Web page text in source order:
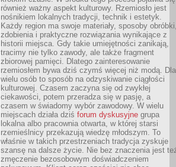
również ważny aspekt kulturowy. Rzemiosło jest
nośnikiem lokalnych tradycji, technik i estetyk.
Każdy region ma swoje materiały, sposoby obróbki,
zdobienia i praktyczne rozwiązania wynikające z
historii miejsca. Gdy takie umiejętności zanikają,
tracimy nie tylko zawody, ale także fragment
zbiorowej pamięci. Dlatego zainteresowanie
rzemiosłem bywa dziś czymś więcej niż modą. Dla
wielu osób to sposób na odzyskiwanie ciągłości
kulturowej. Czasem zaczyna się od zwykłej
ciekawości, potem przeradza się w pasję, a
czasem w świadomy wybór zawodowy. W wielu
miejscach działa dziś forum dyskusyjne grupa
lokalna albo pracownia otwarta, w której starsi
rzemieślnicy przekazują wiedzę młodszym. To
właśnie w takich przestrzeniach tradycja zyskuje
szansę na dalsze życie. Nie bez znaczenia jest
zmęczenie bezosobowym doświadczeniem